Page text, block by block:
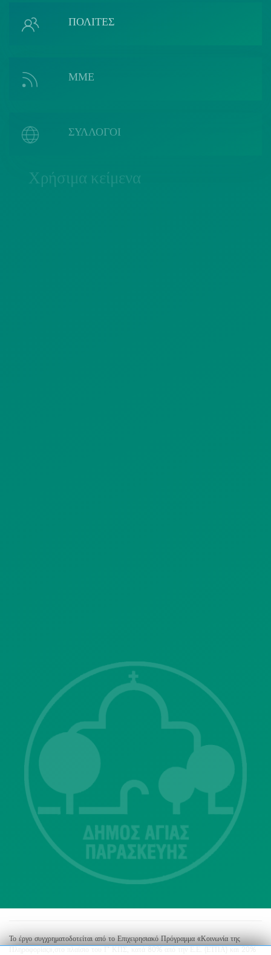
ΠΟΛΙΤΕΣ
ΜΜΕ
ΣΥΛΛΟΓΟΙ
Χρήσιμα κείμενα
Λ. Μεσογείων 415-417 Τ.Κ.15343
Αγία Παρασκευή
213 2004500
dimos@agiaparaskevi.gr
Το έργο συγχρηματοδοτείται από το Επιχειρησιακό Πρόγραμμα «Κοινωνία της